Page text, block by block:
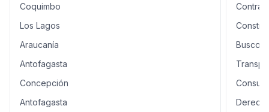
Coquimbo
Los Lagos
Araucanía
Antofagasta
Concepción
Antofagasta
Busco